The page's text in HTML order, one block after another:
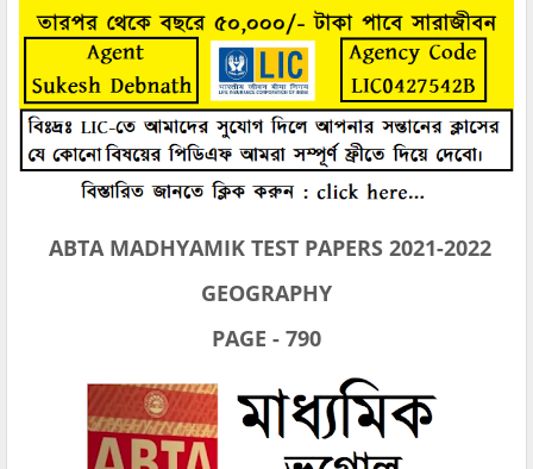
ABTA MADHYAMIK TEST PAPERS 2021-2022
GEOGRAPHY
PAGE - 790